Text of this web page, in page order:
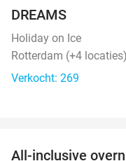
DREAMS
Holiday on Ice
Rotterdam (+4 locaties)
Verkocht: 269
All-inclusive